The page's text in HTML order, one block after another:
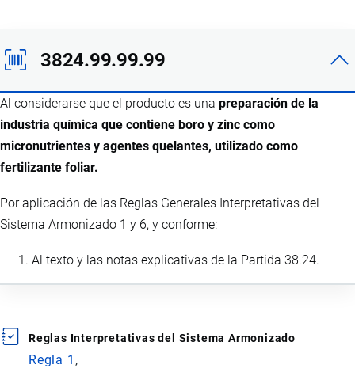
3824.99.99.99
Al considerarse que el producto es una preparación de la
industria química que contiene boro y zinc como
micronutrientes y agentes quelantes, utilizado como
fertilizante foliar.
Por aplicación de las Reglas Generales Interpretativas del
Sistema Armonizado 1 y 6, y conforme:
Al texto y las notas explicativas de la Partida 38.24.
Reglas Interpretativas del Sistema Armonizado
Regla 1